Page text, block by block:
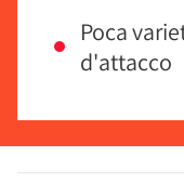
Poca
d'attacco